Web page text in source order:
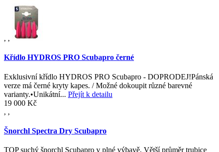
, ,
Křídlo HYDROS PRO Scubapro černé
Exklusivní křídlo HYDROS PRO Scubapro - DOPRODEJ!Pánská
verze má černé kryty kapes. / Možné dokoupit různé barevné
varianty.•Unikátní... Přejít k detailu
19 000 Kč
, ,
Šnorchl Spectra Dry Scubapro
TOP suchý šnorchl Scubapro v plné výbavě. Větší průměr trubice